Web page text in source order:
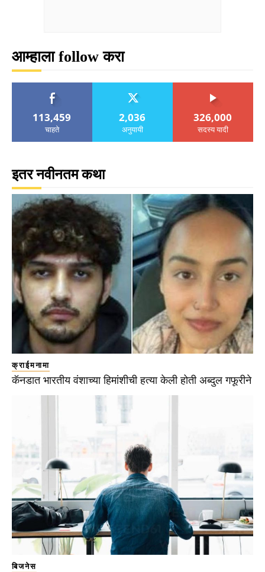
आम्हाला follow करा
113,459
चाहते
2,036
अनुयायी
326,000
सदस्य यादी
इतर नवीनतम कथा
क्राईमनामा
कॅनडात भारतीय वंशाच्या हिमांशीची हत्या केली होती अब्दुल गफूरीने
बिजनेस